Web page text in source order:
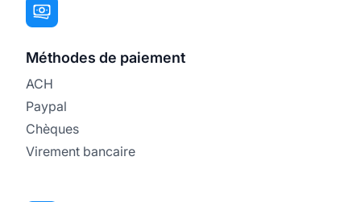
Méthodes de paiement
ACH
Paypal
Chèques
Virement bancaire